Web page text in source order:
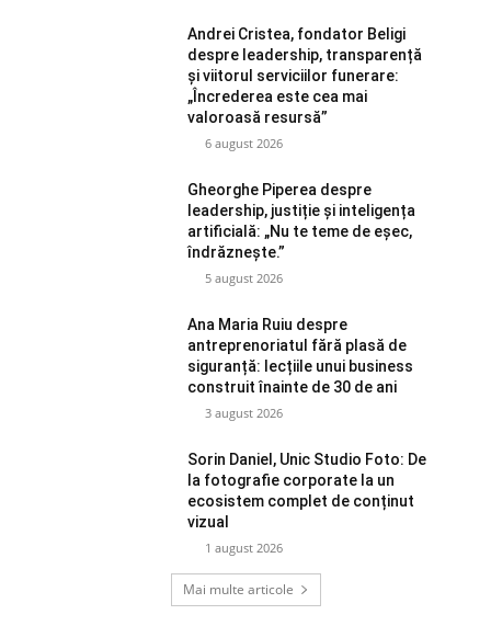
Andrei Cristea, fondator Beligi
despre leadership, transparență
și viitorul serviciilor funerare:
„Încrederea este cea mai
valoroasă resursă”
6 august 2026
Gheorghe Piperea despre
leadership, justiție și inteligența
artificială: „Nu te teme de eșec,
îndrăznește.”
5 august 2026
Ana Maria Ruiu despre
antreprenoriatul fără plasă de
siguranță: lecțiile unui business
construit înainte de 30 de ani
3 august 2026
Sorin Daniel, Unic Studio Foto: De
la fotografie corporate la un
ecosistem complet de conținut
vizual
1 august 2026
Mai multe articole